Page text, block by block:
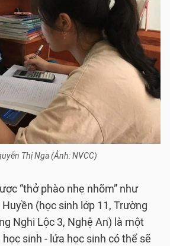
Thị Nga (Ảnh: NVCC)
“thở phào nhẹ nhõm” như
(học sinh lớp 11, Trường
Nghi Lộc 3, Nghệ An) là một
sinh - lứa học sinh có thể sẽ